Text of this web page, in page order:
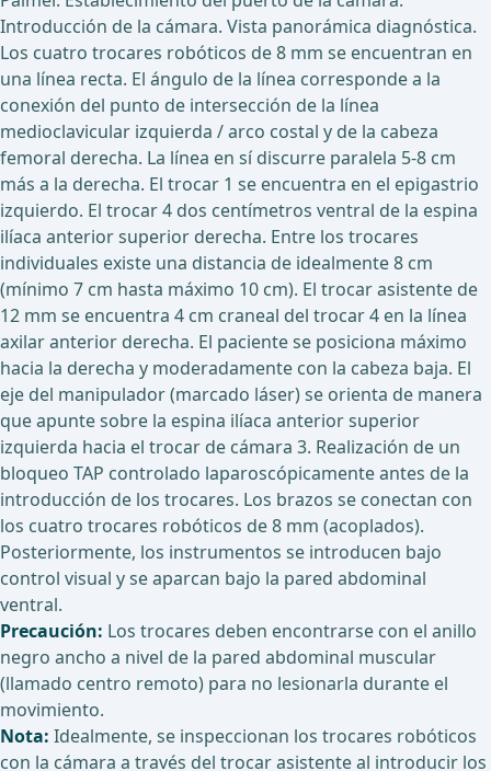
Introducción de la cámara. Vista panorámica diagnóstica.
Los cuatro trocares robóticos de 8 mm se encuentran en
una línea recta. El ángulo de la línea corresponde a la
conexión del punto de intersección de la línea
medioclavicular izquierda / arco costal y de la cabeza
femoral derecha. La línea en sí discurre paralela 5-8 cm
más a la derecha. El trocar 1 se encuentra en el epigastrio
izquierdo. El trocar 4 dos centímetros ventral de la espina
ilíaca anterior superior derecha. Entre los trocares
individuales existe una distancia de idealmente 8 cm
(mínimo 7 cm hasta máximo 10 cm). El trocar asistente de
12 mm se encuentra 4 cm craneal del trocar 4 en la línea
axilar anterior derecha. El paciente se posiciona máximo
hacia la derecha y moderadamente con la cabeza baja. El
eje del manipulador (marcado láser) se orienta de manera
que apunte sobre la espina ilíaca anterior superior
izquierda hacia el trocar de cámara 3. Realización de un
bloqueo TAP controlado laparoscópicamente antes de la
introducción de los trocares. Los brazos se conectan con
los cuatro trocares robóticos de 8 mm (acoplados).
Posteriormente, los instrumentos se introducen bajo
control visual y se aparcan bajo la pared abdominal
ventral.
Precaución: Los trocares deben encontrarse con el anillo
negro ancho a nivel de la pared abdominal muscular
(llamado centro remoto) para no lesionarla durante el
movimiento.
Nota: Idealmente, se inspeccionan los trocares robóticos
con la cámara a través del trocar asistente al introducir los